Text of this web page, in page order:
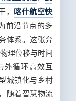
， 喀什航空快
前沿节点的多
体系。这张奔
理位移与时间
外循环高效互
城镇化与乡村
随着智慧物流